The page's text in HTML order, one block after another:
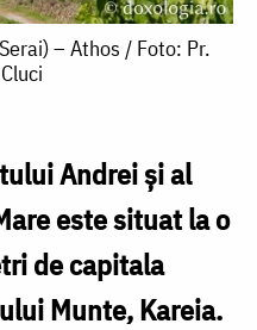
– Athos / Foto: Pr.
Andreişi al
este situat la o
de capitala
Munte, Kareia.